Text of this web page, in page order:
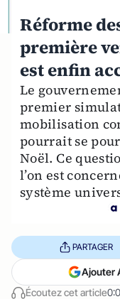
Réforme
première
est enfin
Le
premier
mobilisation
pourrait se
Noël. Ce
l’on est
système
Écoutez cet article
PARTAGER
Ajouter